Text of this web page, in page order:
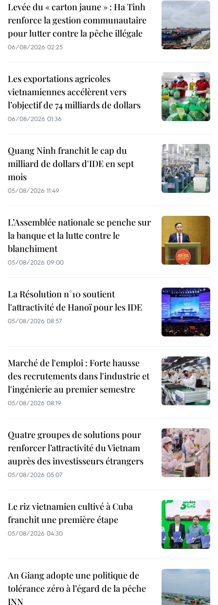
Levée du « carton jaune » : Ha Tinh
renforce la gestion communautaire
pour lutter contre la pêche illégale
06/08/2026 02:25
Les exportations agricoles
vietnamiennes accélèrent vers
l’objectif de 74 milliards de dollars
06/08/2026 01:36
Quang Ninh franchit le cap du
milliard de dollars d'IDE en sept
mois
05/08/2026 11:49
L’Assemblée nationale se penche sur
la banque et la lutte contre le
blanchiment
05/08/2026 09:00
La Résolution n°10 soutient
l'attractivité de Hanoï pour les IDE
05/08/2026 08:57
Marché de l'emploi : Forte hausse
des recrutements dans l'industrie et
l'ingénierie au premier semestre
05/08/2026 08:19
Quatre groupes de solutions pour
renforcer l’attractivité du Vietnam
auprès des investisseurs étrangers
05/08/2026 05:07
Le riz vietnamien cultivé à Cuba
franchit une première étape
05/08/2026 04:30
An Giang adopte une politique de
tolérance zéro à l’égard de la pêche
INN